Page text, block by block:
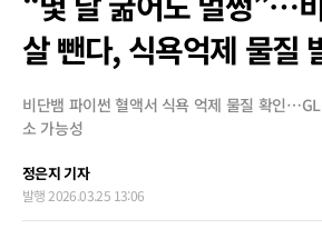
살 뺀다, 식욕억제 물질
비단뱀 파이썬 혈액서 식욕 억제 물질 확인
소 가능성
정은지 기자
발행 2026.03.25 13:06